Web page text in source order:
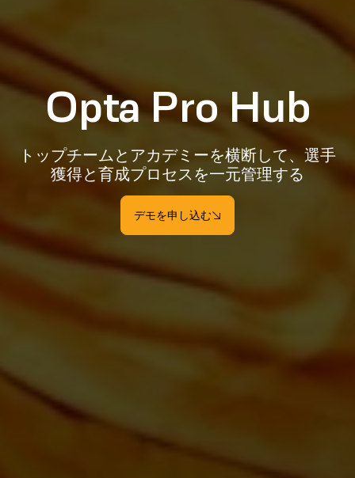
Opta Pro Hub
トップチームとアカデミーを横断して、選手
獲得と育成プロセスを一元管理する
デモを申し込む